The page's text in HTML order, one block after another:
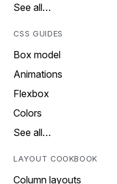
See all…
CSS GUIDES
Box model
Animations
Flexbox
Colors
See all…
LAYOUT COOKBOOK
Column layouts